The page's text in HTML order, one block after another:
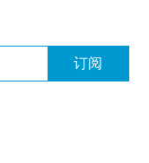
订阅